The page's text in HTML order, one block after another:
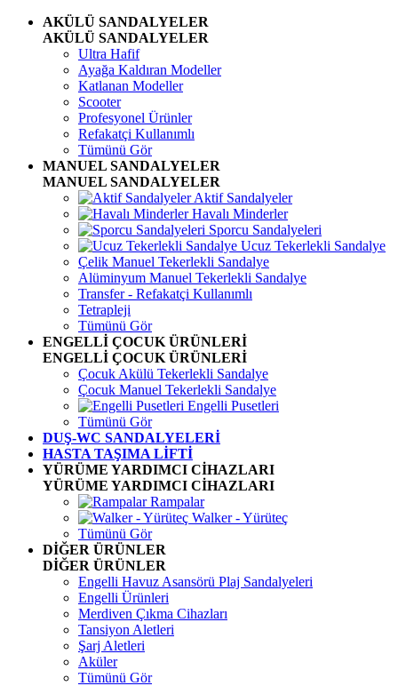
AKÜLÜ SANDALYELER
AKÜLÜ SANDALYELER
Ultra Hafif
Ayağa Kaldıran Modeller
Katlanan Modeller
Scooter
Profesyonel Ürünler
Refakatçi Kullanımlı
Tümünü Gör
MANUEL SANDALYELER
MANUEL SANDALYELER
Aktif Sandalyeler
Havalı Minderler
Sporcu Sandalyeleri
Ucuz Tekerlekli Sandalye
Çelik Manuel Tekerlekli Sandalye
Alüminyum Manuel Tekerlekli Sandalye
Transfer - Refakatçi Kullanımlı
Tetrapleji
Tümünü Gör
ENGELLİ ÇOCUK ÜRÜNLERİ
ENGELLİ ÇOCUK ÜRÜNLERİ
Çocuk Akülü Tekerlekli Sandalye
Çocuk Manuel Tekerlekli Sandalye
Engelli Pusetleri
Tümünü Gör
DUŞ-WC SANDALYELERİ
HASTA TAŞIMA LİFTİ
YÜRÜME YARDIMCI CİHAZLARI
YÜRÜME YARDIMCI CİHAZLARI
Rampalar
Walker - Yürüteç
Tümünü Gör
DİĞER ÜRÜNLER
DİĞER ÜRÜNLER
Engelli Havuz Asansörü Plaj Sandalyeleri
Engelli Ürünleri
Merdiven Çıkma Cihazları
Tansiyon Aletleri
Şarj Aletleri
Aküler
Tümünü Gör